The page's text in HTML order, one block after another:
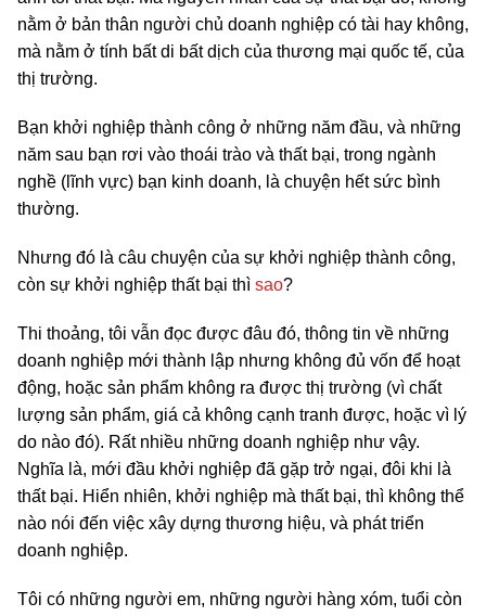
nằm ở bản thân người chủ doanh nghiệp có tài hay không,
mà nằm ở tính bất di bất dịch của thương mại quốc tế, của
thị trường.
Bạn khởi nghiệp thành công ở những năm đầu, và những
năm sau bạn rơi vào thoái trào và thất bại, trong ngành
nghề (lĩnh vực) bạn kinh doanh, là chuyện hết sức bình
thường.
Nhưng đó là câu chuyện của sự khởi nghiệp thành công,
còn sự khởi nghiệp thất bại thì sao?
Thi thoảng, tôi vẫn đọc được đâu đó, thông tin về những
doanh nghiệp mới thành lập nhưng không đủ vốn để hoạt
động, hoặc sản phẩm không ra được thị trường (vì chất
lượng sản phẩm, giá cả không cạnh tranh được, hoặc vì lý
do nào đó). Rất nhiều những doanh nghiệp như vậy.
Nghĩa là, mới đầu khởi nghiệp đã gặp trở ngại, đôi khi là
thất bại. Hiển nhiên, khởi nghiệp mà thất bại, thì không thể
nào nói đến việc xây dựng thương hiệu, và phát triển
doanh nghiệp.
Tôi có những người em, những người hàng xóm, tuổi còn